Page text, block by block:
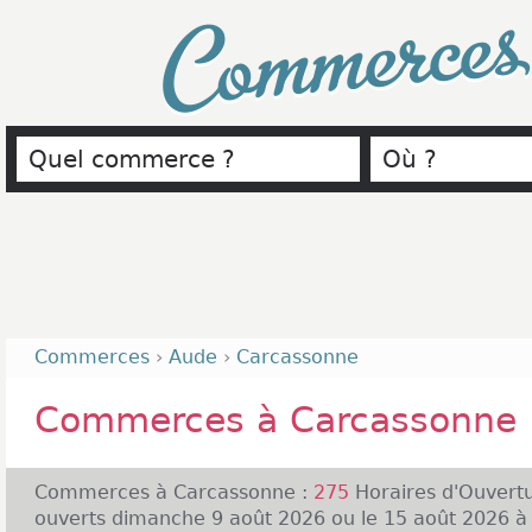
Commerces › Aude › Carcassonne
Commerces à Carcassonne
Commerces à Carcassonne : 275 Horaires
ouverts dimanche 9 août 2026 ou le 15 août 2026 à